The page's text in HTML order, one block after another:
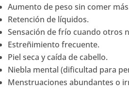
Aumento de peso sin comer
Retención de líquidos.
Sensación de frío cuando otros
Estreñimiento frecuente.
Piel seca y caída de cabello.
Niebla mental (dificultad para
Menstruaciones abundantes o